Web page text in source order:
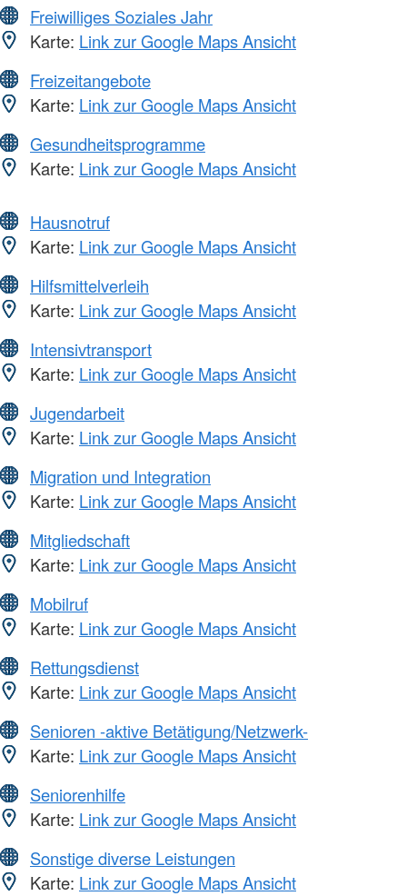
Freiwilliges Soziales Jahr
Karte: Link zur Google Maps Ansicht
Freizeitangebote
Karte: Link zur Google Maps Ansicht
Gesundheitsprogramme
Karte: Link zur Google Maps Ansicht
Hausnotruf
Karte: Link zur Google Maps Ansicht
Hilfsmittelverleih
Karte: Link zur Google Maps Ansicht
Intensivtransport
Karte: Link zur Google Maps Ansicht
Jugendarbeit
Karte: Link zur Google Maps Ansicht
Migration und Integration
Karte: Link zur Google Maps Ansicht
Mitgliedschaft
Karte: Link zur Google Maps Ansicht
Mobilruf
Karte: Link zur Google Maps Ansicht
Rettungsdienst
Karte: Link zur Google Maps Ansicht
Senioren -aktive Betätigung/Netzwerk-
Karte: Link zur Google Maps Ansicht
Seniorenhilfe
Karte: Link zur Google Maps Ansicht
Sonstige diverse Leistungen
Karte: Link zur Google Maps Ansicht